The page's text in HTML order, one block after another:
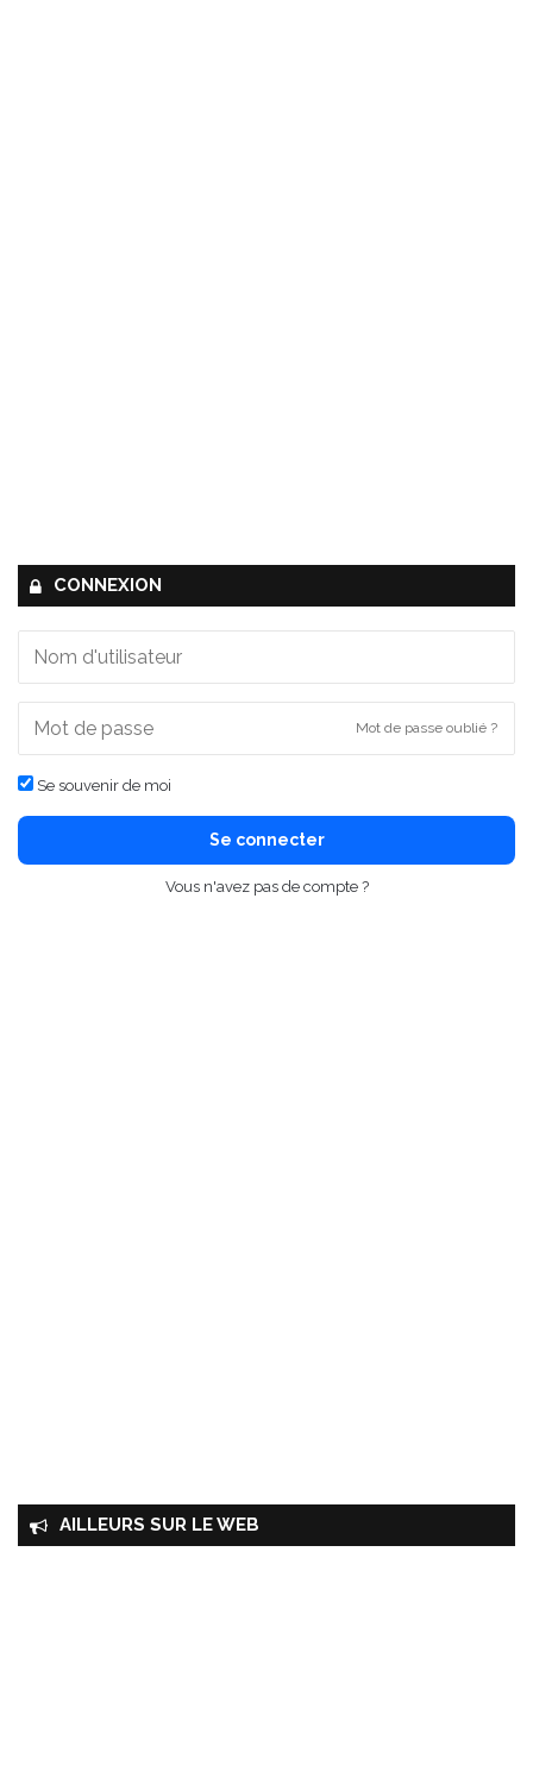
CONNEXION
Mot de passe oublié ?
Se souvenir de moi
Se connecter
Vous n'avez pas de compte ?
AILLEURS SUR LE WEB